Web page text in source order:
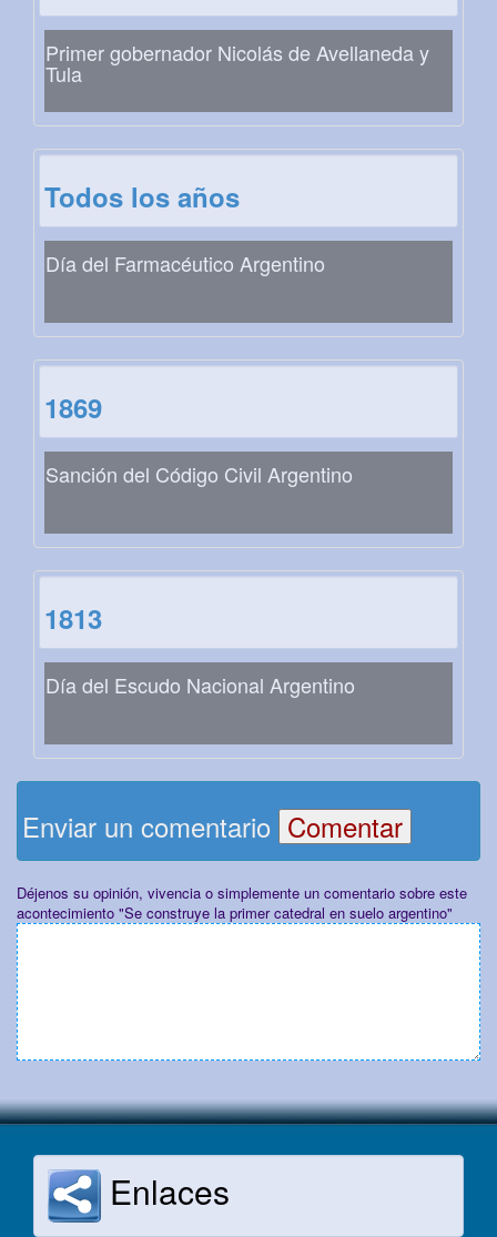
Primer gobernador Nicolás de Avellaneda y
Tula
Todos los años
Día del Farmacéutico Argentino
1869
Sanción del Código Civil Argentino
1813
Día del Escudo Nacional Argentino
Enviar un comentario
Déjenos su opinión, vivencia o simplemente un comentario sobre este
acontecimiento "Se construye la primer catedral en suelo argentino"
Enlaces